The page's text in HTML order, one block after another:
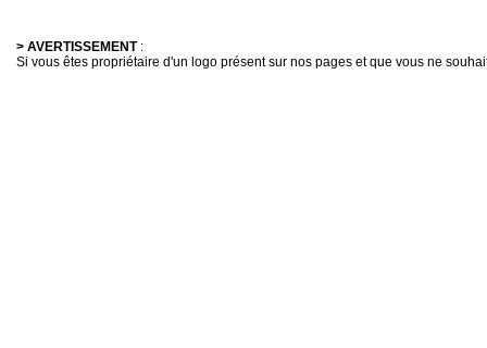
> AVERTISSEMENT:
Si vous êtes propriétaire d'un logo présent sur nos pages et que vous ne